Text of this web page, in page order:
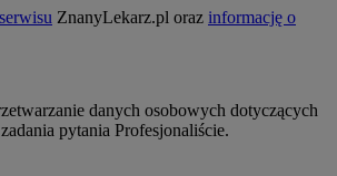
ZnanyLekarz.pl oraz informację o
danych osobowych dotyczących
pytania Profesjonaliście.